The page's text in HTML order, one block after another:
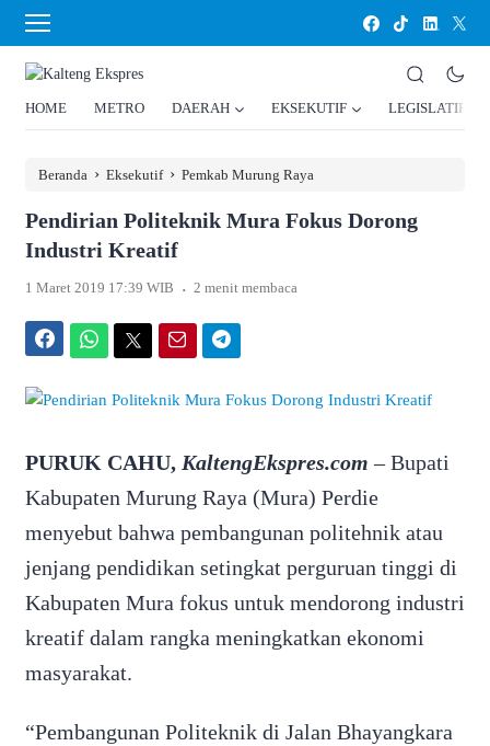
HOME METRO DAERAH EKSEKUTIF LEGISLATIF
Beranda › Eksekutif › Pemkab Murung Raya
Pendirian Politeknik Mura Fokus Dorong
Industri Kreatif
1 Maret 2019 17:39 WIB . 2 menit membaca
PURUK CAHU, KaltengEkspres.com – Bupati
Kabupaten Murung Raya (Mura) Perdie
menyebut bahwa pembangunan politehnik atau
jenjang pendidikan setingkat perguruan tinggi di
Kabupaten Mura fokus untuk mendorong industri
kreatif dalam rangka meningkatkan ekonomi
masyarakat.
“Pembangunan Politeknik di Jalan Bhayangkara